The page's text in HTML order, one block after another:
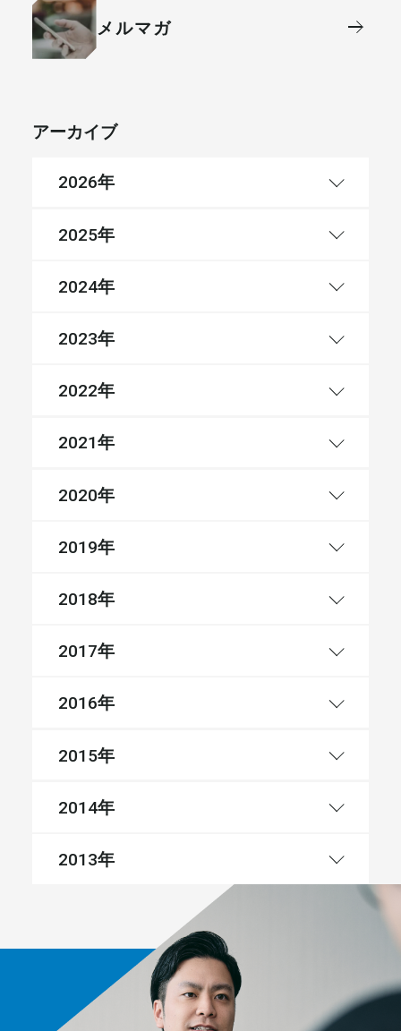
メルマガ
アーカイブ
2026年
2025年
2024年
2023年
2022年
2021年
2020年
2019年
2018年
2017年
2016年
2015年
2014年
2013年